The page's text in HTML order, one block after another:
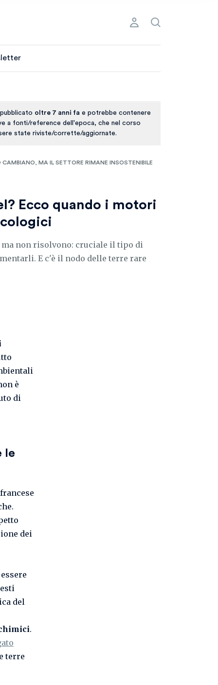
oltre 7 anni fa e potrebbe contenere
a fonti/reference dell'epoca, che nel corso
state riviste/corrette/aggiornate.
CAMBIANO, MA IL SETTORE RIMANE INSOSTENIBILE
Ecco quando i motori
non risolvono: cruciale il tipo di
E c'è il nodo delle terre rare
è
di
le
dei
del
.
terre